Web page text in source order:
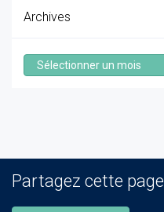
Archives
Archives
Partagez cette page